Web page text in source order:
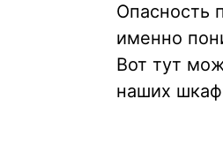
Опасность
именно
Вот тут
наших